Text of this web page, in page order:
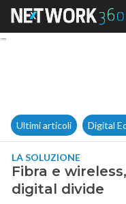
Ultimi articoli Digital
LA SOLUZIONE
Fibra e
digital divide